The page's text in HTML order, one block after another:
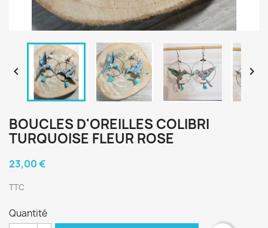
 
BOUCLES D'OREILLES COLIBRI
TURQUOISE FLEUR ROSE
23,00 €
TTC
Quantité